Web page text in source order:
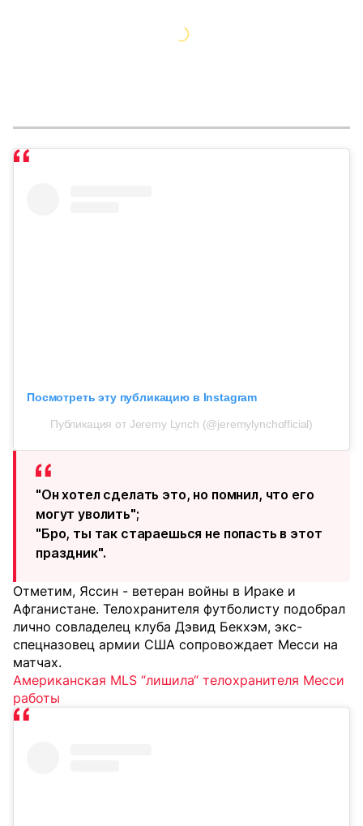
Посмотреть эту публикацию в Instagram
Публикация от Jeremy Lynch (@jeremylynchofficial)
"Он хотел сделать это, но помнил, что его
могут уволить";
"Бро, ты так стараешься не попасть в этот
праздник".
Отметим, Яссин - ветеран войны в Ираке и
Афганистане. Телохранителя футболисту подобрал
лично совладелец клуба Дэвид Бекхэм, экс-
спецназовец армии США сопровождает Месси на
матчах.
Американская MLS “лишила“ телохранителя Месси
работы